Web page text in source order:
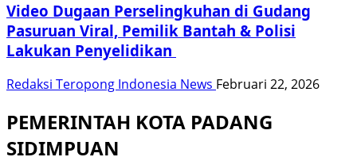
Video Dugaan Perselingkuhan di Gudang
Pasuruan Viral, Pemilik Bantah & Polisi
Lakukan Penyelidikan
Redaksi Teropong Indonesia News Februari 22, 2026
PEMERINTAH KOTA PADANG
SIDIMPUAN